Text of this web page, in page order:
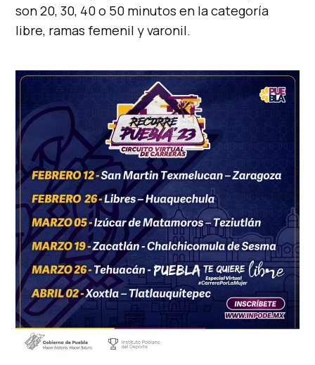
son 20, 30, 40 o 50 minutos en la categoría
libre, ramas femenil y varonil.